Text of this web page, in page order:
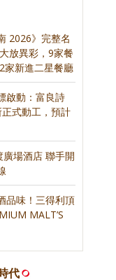
2026》完整名
放異彩，9家餐
家新進二星餐廳
啟動：富良詩
正式動工，預計
場酒店 聯手開
品味！三得利頂
MALT’S
代